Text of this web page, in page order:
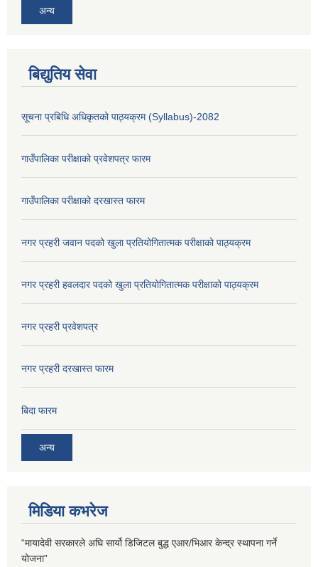
अन्य
बिद्युतिय सेवा
सूचना प्रबिधि अधिकृतको पाठ्यक्रम (Syllabus)-2082
गाउँपालिका परीक्षाको प्रवेशपत्र फारम
गाउँपालिका परीक्षाको दरखास्त फारम
नगर प्रहरी जवान पदको खुला प्रतियोगितात्मक परीक्षाको पाठ्यक्रम
नगर प्रहरी हवलदार पदको खुला प्रतियोगितात्मक परीक्षाको पाठ्यक्रम
नगर प्रहरी प्रवेशपत्र
नगर प्रहरी दरखास्त फारम
बिदा फारम
अन्य
मिडिया कभरेज
“मायादेवी सरकारले अघि सार्यो डिजिटल बुद्ध एआर/भिआर केन्द्र स्थापना गर्ने
योजना”